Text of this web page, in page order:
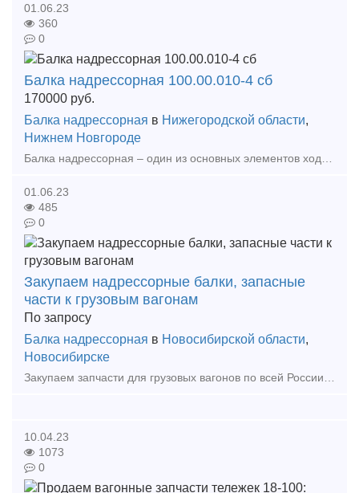
01.06.23
360
0
Балка надрессорная 100.00.010-4 сб
170000 руб.
Балка надрессорная в Нижегородской области,
Нижнем Новгороде
Балка надрессорная – один из основных элементов ходовой части грузовых вагонов. Балка соединяет между собой боковые рамы двухосной тележки и служит опорой для кузова вагона. Во времена СССР в
01.06.23
485
0
Закупаем надрессорные балки, запасные
части к грузовым вагонам
По запросу
Балка надрессорная в Новосибирской области,
Новосибирске
Закупаем запчасти для грузовых вагонов по всей России, новые, освидетельствованные, ремонтопригодные, не ремонтопригодные. Боковые рамы, Надрессорные балки, Колесные пары, оси РУ-1Ш, РУ-1
10.04.23
1073
0